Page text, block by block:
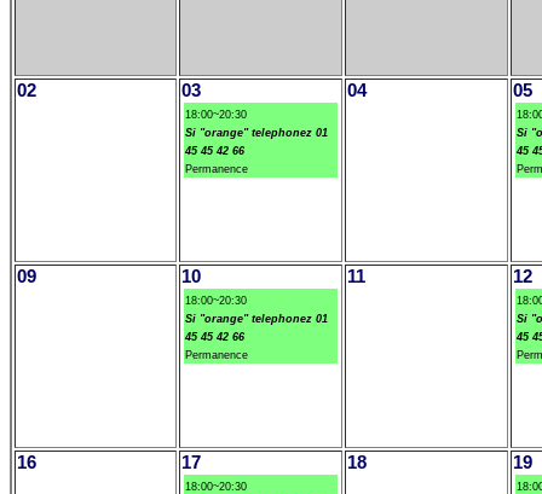
02 03
18:00~20:30
Si "orange" telephonez 01
45 45 42 66
Permanence
04 05
Si
45
09 10
18:00~20:30
Si "orange" telephonez 01
45 45 42 66
Permanence
11 12
Si
45
16 17
18:00~20:30
18 19